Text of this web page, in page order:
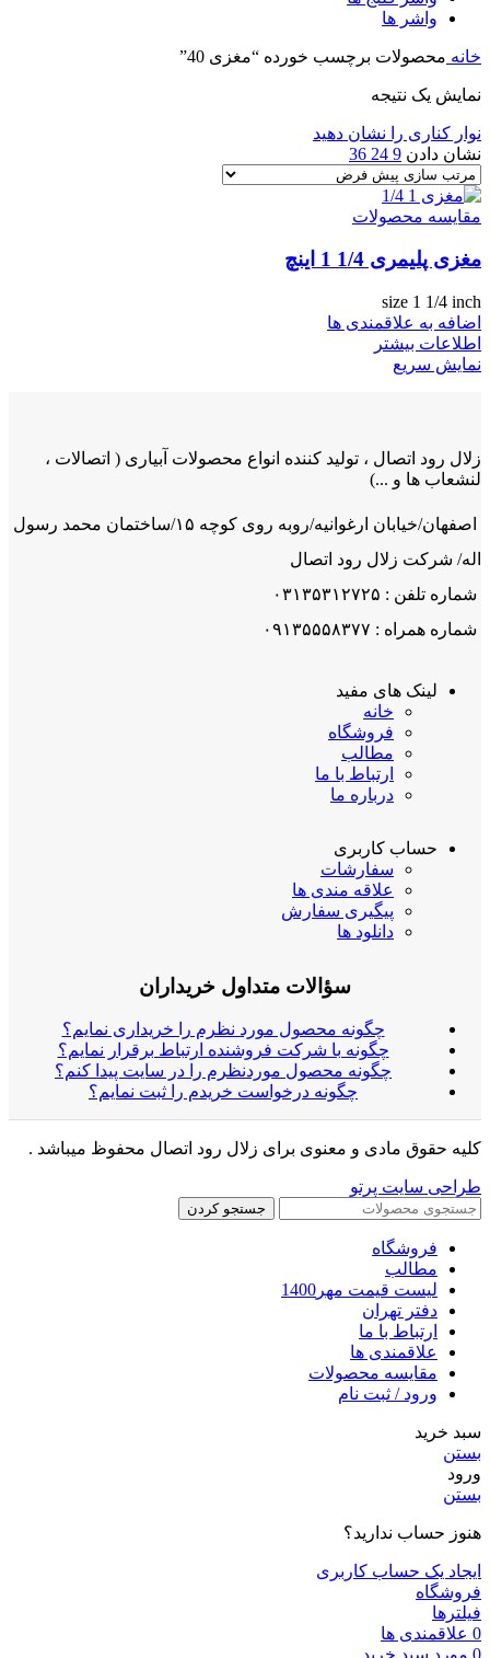
واشر ها
خانه محصولات برچسب خورده “مغزی 40”
نمایش یک نتیجه
نوار کناری را نشان دهید
نشان دادن 9
24
36
مقایسه محصولات
مغزی پلیمری 1/4 1 اینچ
size 1 1/4 inch
اضافه به علاقمندی ها
اطلاعات بیشتر
نمایش سریع
زلال رود اتصال ، تولید کننده انواع محصولات آبیاری ( اتصالات ،
لنشعاب ها و ...)
اصفهان/خیابان ارغوانیه/روبه روی کوچه ۱۵/ساختمان محمد رسول
اله/ شرکت زلال رود اتصال
شماره تلفن : ۰۳۱۳۵۳۱۲۷۲۵
شماره همراه : ۰۹۱۳۵۵۵۸۳۷۷
لینک های مفید
خانه
فروشگاه
مطالب
ارتباط با ما
درباره ما
حساب کاربری
سفارشات
علاقه مندی ها
پیگیری سفارش
دانلود ها
سؤالات متداول خریداران
چگونه محصول مورد نظرم را خریداری نمایم؟
چگونه با شرکت فروشنده ارتباط برقرار نمایم؟
چگونه محصول موردنظرم را در سایت پیدا کنم؟
چگونه درخواست خریدم را ثبت نمایم؟
کلیه حقوق مادی و معنوی برای زلال رود اتصال محفوظ میباشد .
طراحی سایت پرتو
جستجو کردن
فروشگاه
مطالب
لیست قیمت مهر1400
دفتر تهران
ارتباط با ما
علاقمندی ها
مقایسه محصولات
ورود / ثبت نام
سبد خرید
بستن
ورود
بستن
هنوز حساب ندارید؟
ایجاد یک حساب کاربری
فروشگاه
فیلترها
0 علاقمندی ها